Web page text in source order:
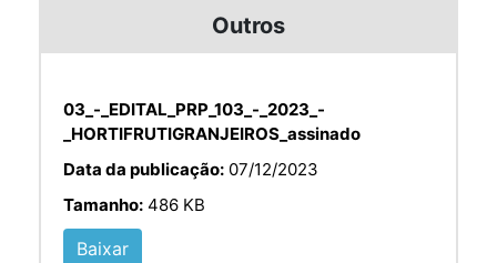
Outros
03_-_EDITAL_PRP_103_-_2023_-
_HORTIFRUTIGRANJEIROS_assinado
Data da publicação: 07/12/2023
Tamanho: 486 KB
Baixar